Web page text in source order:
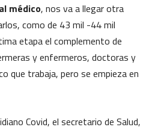
médico, nos va a llegar otra
como de 43 mil -44 mil
etapa el complemento de
y enfermeros, doctoras y
que trabaja, pero se empieza en
Covid, el secretario de Salud,